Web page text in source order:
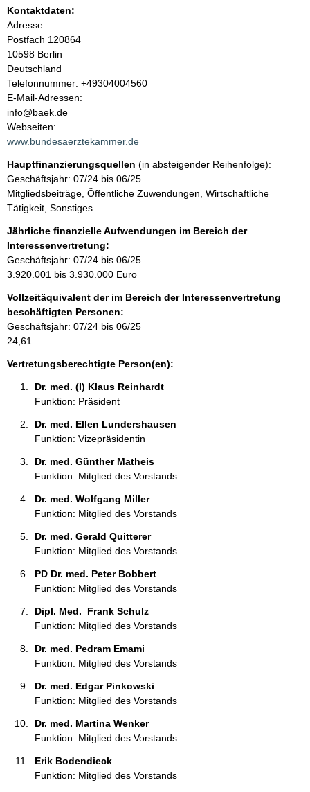
h
a
l
t
Kontaktdaten:
Adresse:
Postfach 120864
10598 Berlin
Deutschland
K
o
n
t
a
t
i
n
o
r
m
a
i
o
n
e
n
Telefonnummer: +49304004560
E-Mail-Adressen:
info@baek.de
Webseiten:
www.bundesaerztekammer.de
Hauptfinanzierungsquellen (in absteigender Reihenfolge):
Geschäftsjahr: 07/24 bis 06/25
Mitgliedsbeiträge, Öffentliche Zuwendungen, Wirtschaftliche
Tätigkeit, Sonstiges
Jährliche finanzielle Aufwendungen im Bereich der
Interessenvertretung:
Geschäftsjahr: 07/24 bis 06/25
3.920.001 bis 3.930.000 Euro
Vollzeitäquivalent der im Bereich der Interessenvertretung
beschäftigten Personen:
Geschäftsjahr: 07/24 bis 06/25
24,61
Vertretungsberechtigte Person(en):
Dr. med. (I) Klaus Reinhardt
Funktion: Präsident
Dr. med. Ellen Lundershausen
Funktion: Vizepräsidentin
Dr. med. Günther Matheis
Funktion: Mitglied des Vorstands
Dr. med. Wolfgang Miller
Funktion: Mitglied des Vorstands
Dr. med. Gerald Quitterer
Funktion: Mitglied des Vorstands
PD Dr. med. Peter Bobbert
Funktion: Mitglied des Vorstands
Dipl. Med.  Frank Schulz
Funktion: Mitglied des Vorstands
Dr. med. Pedram Emami
Funktion: Mitglied des Vorstands
Dr. med. Edgar Pinkowski
Funktion: Mitglied des Vorstands
Dr. med. Martina Wenker
Funktion: Mitglied des Vorstands
Erik Bodendieck
Funktion: Mitglied des Vorstands